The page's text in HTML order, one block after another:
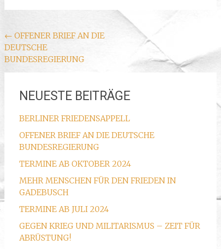
Beitragsnavigation
← OFFENER BRIEF AN DIE
DEUTSCHE
BUNDESREGIERUNG
NEUESTE BEITRÄGE
BERLINER FRIEDENSAPPELL
OFFENER BRIEF AN DIE DEUTSCHE
BUNDESREGIERUNG
TERMINE AB OKTOBER 2024
MEHR MENSCHEN FÜR DEN FRIEDEN IN
GADEBUSCH
TERMINE AB JULI 2024
GEGEN KRIEG UND MILITARISMUS – ZEIT FÜR
ABRÜSTUNG!